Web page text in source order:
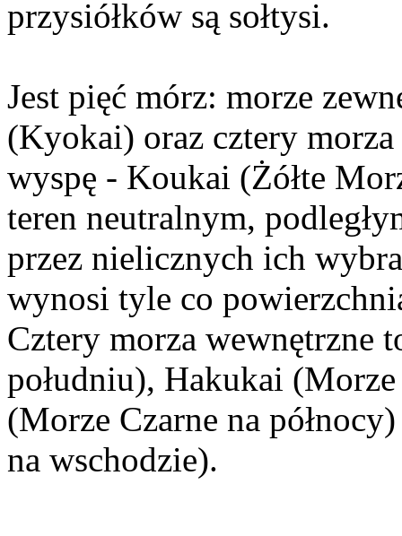
przysiółków są sołtysi.
Jest pięć mórz: morze
(Kyokai) oraz cztery morza
wyspę - Koukai (Żółte
teren neutralnym,
przez nielicznych ich
wynosi tyle co
Cztery morza wewnętrzne
południu), Hakukai
(Morze Czarne na
na wschodzie).